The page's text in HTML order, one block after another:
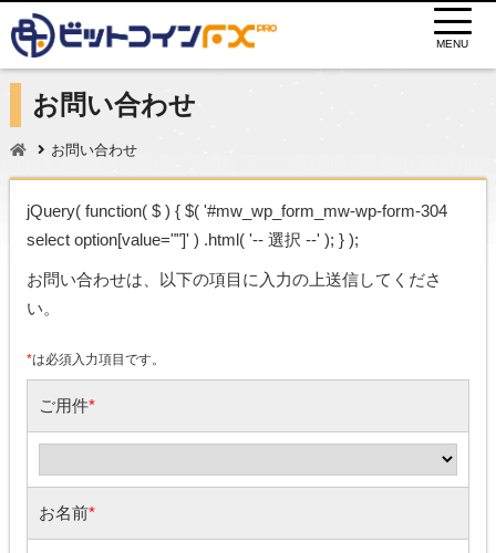
MENU
お問い合わせ
お問い合わせ
jQuery( function( $ ) { $( '#mw_wp_form_mw-wp-form-304
select option[value=""]' ) .html( '-- 選択 --' ); } );
お問い合わせは、以下の項目に入力の上送信してくださ
い。
*は必須入力項目です。
ご用件*
お名前*